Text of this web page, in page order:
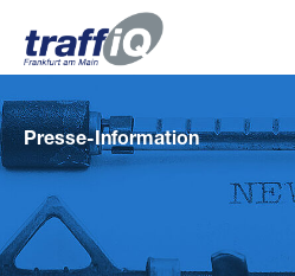
Presse-Information